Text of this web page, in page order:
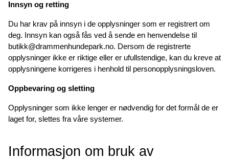
Innsyn og retting
Du har krav på innsyn i de opplysninger som er registrert om
deg. Innsyn kan også fås ved å sende en henvendelse til
butikk@drammenhundepark.no. Dersom de registrerte
opplysninger ikke er riktige eller er ufullstendige, kan du kreve at
opplysningene korrigeres i henhold til personopplysningsloven.
Oppbevaring og sletting
Opplysninger som ikke lenger er nødvendig for det formål de er
laget for, slettes fra våre systemer.
Informasjon om bruk av